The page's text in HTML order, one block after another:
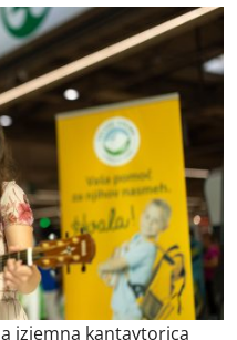
izjemna kantavtorica